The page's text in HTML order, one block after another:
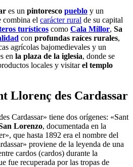
es un pintoresco pueblo y un
combina el carácter rural de su capital
turísticos como Cala Millor, Sa
con profundas raíces rurales,
agrícolas bajomedievales y un
en la plaza de la iglesia, donde se
locales y visitarel templo
Llorenç des Cardassar
Cardassar» tiene dos orígenes: «Sant
Lorenzo, documentada en la
que hasta 1892 era el nombre del
proviene de la leyenda de una
cardos (cardos) durante la
fue recuperada por las tropas de